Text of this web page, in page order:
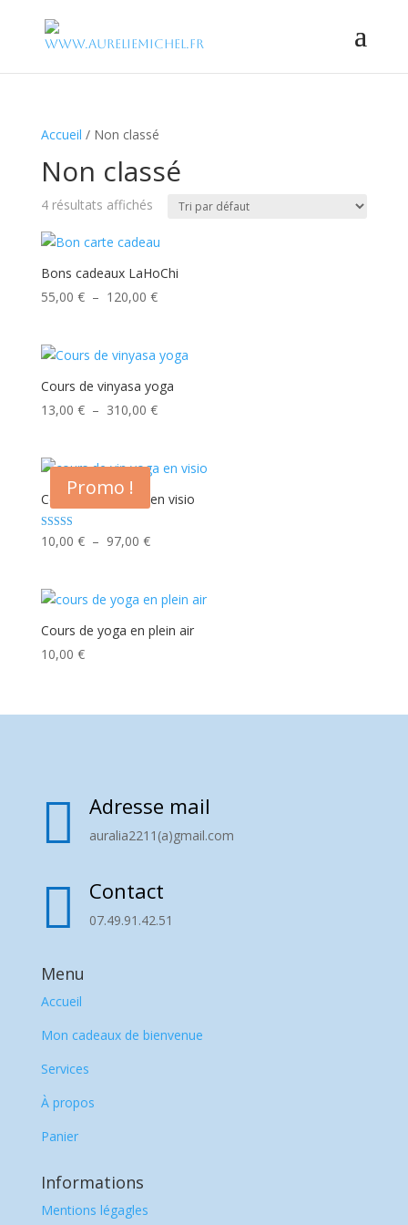
Accueil / Non classé
Non classé
4 résultats affichés
Bons cadeaux LaHoChi
55,00 € – 120,00 €Plage
55,00 €
à
120,00 €
Cours de vinyasa yoga
13,00 € – 310,00 €Plage
13,00 €
à
Promo !
Cours de yin yoga en visio
Note
5.00
10,00 € – 97,00 €Plage
10,00 €
à
97,00 €
Cours de yoga en plein air
10,00 €
 Adresse mail
auralia2211(a)gmail.com
 Contact
07.49.91.42.51
Menu
Accueil
Mon cadeaux de bienvenue
Services
À propos
Panier
Informations
Mentions légagles